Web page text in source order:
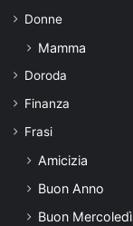
Donne
Mamma
Doroda
Finanza
Frasi
Amicizia
Buon Anno
Buon Mercoledì